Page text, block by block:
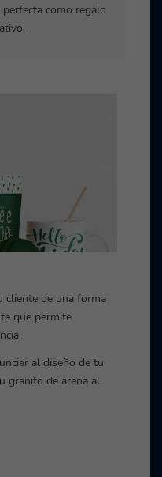
como regalo
cliente de una forma
que permite
al diseño de tu
granito de arena al